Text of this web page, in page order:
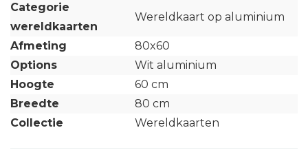
Categorie
wereldkaarten
Wereldkaart op aluminium
Afmeting
80x60
Options
Wit aluminium
Hoogte
60 cm
Breedte
80 cm
Collectie
Wereldkaarten